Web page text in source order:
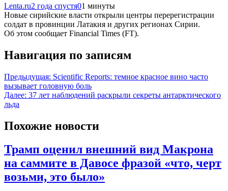
Lenta.ru2 года спустя01 минуты
Новые сирийские власти открыли центры перерегистрации
солдат в провинции Латакия и других регионах Сирии.
Об этом сообщает Financial Times (FT).
Навигация по записям
Предыдущая: Scientific Reports: темное красное вино часто
вызывает головную боль
Далее: 37 лет наблюдений раскрыли секреты антарктического
льда
Похожие новости
Трамп оценил внешний вид Макрона
на саммите в Давосе фразой «что, черт
возьми, это было»